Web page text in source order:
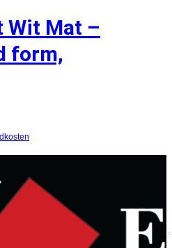
Wit Mat –
form,